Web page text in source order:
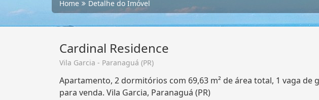
Home Detalhe do Imóvel
Cardinal Residence
Vila Garcia - Paranaguá (PR)
Apartamento, 2 dormitórios com 69,63 m² de área total, 1 vaga de
para venda. Vila Garcia, Paranaguá (PR)